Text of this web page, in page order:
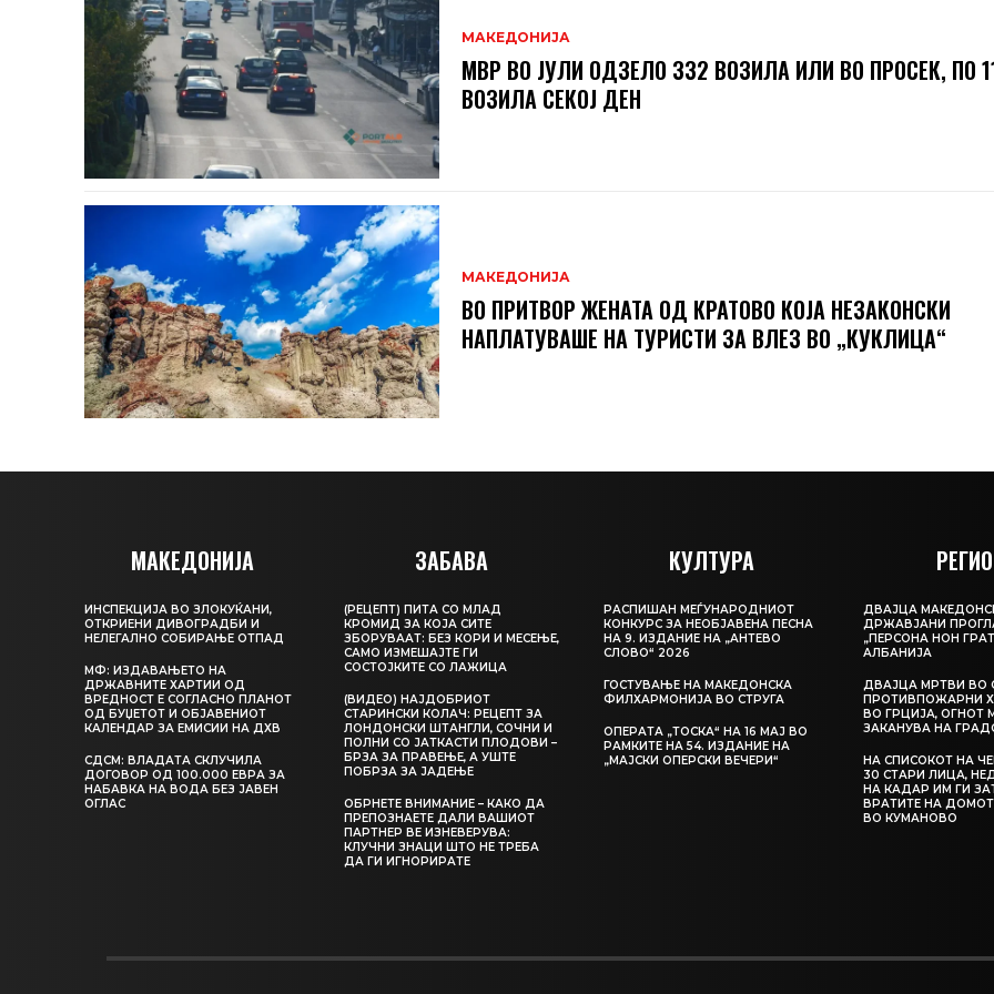
МАКЕДОНИЈА
МВР ВО ЈУЛИ ОДЗЕЛО 332 ВОЗИЛА ИЛИ ВО ПРОСЕК, ПО
ВОЗИЛА СЕКОЈ ДЕН
МАКЕДОНИЈА
ВО ПРИТВОР ЖЕНАТА ОД КРАТОВО КОЈА НЕЗАКОНСКИ
НАПЛАТУВАШЕ НА ТУРИСТИ ЗА ВЛЕЗ ВО „КУКЛИЦА“
МАКЕДОНИЈА
ИНСПЕКЦИЈА ВО ЗЛОКУЌАНИ,
ОТКРИЕНИ ДИВОГРАДБИ И
НЕЛЕГАЛНО СОБИРАЊЕ ОТПАД
МФ: ИЗДАВАЊЕТО НА
ДРЖАВНИТЕ ХАРТИИ ОД
ВРЕДНОСТ Е СОГЛАСНО ПЛАНОТ
ОД БУЏЕТОТ И ОБЈАВЕНИОТ
КАЛЕНДАР ЗА ЕМИСИИ НА ДХВ
СДСМ: ВЛАДАТА СКЛУЧИЛА
ДОГОВОР ОД 100.000 ЕВРА ЗА
НАБАВКА НА ВОДА БЕЗ ЈАВЕН
ОГЛАС
ЗАБАВА
(РЕЦЕПТ) ПИТА СО МЛАД
КРОМИД ЗА КОЈА СИТЕ
ЗБОРУВААТ: БЕЗ КОРИ И МЕСЕЊЕ,
САМО ИЗМЕШАЈТЕ ГИ
СОСТОЈКИТЕ СО ЛАЖИЦА
(ВИДЕО) НАЈДОБРИОТ
СТАРИНСКИ КОЛАЧ: РЕЦЕПТ ЗА
ЛОНДОНСКИ ШТАНГЛИ, СОЧНИ И
ПОЛНИ СО ЈАТКАСТИ ПЛОДОВИ –
БРЗА ЗА ПРАВЕЊЕ, А УШТЕ
ПОБРЗА ЗА ЈАДЕЊЕ
ОБРНЕТЕ ВНИМАНИЕ – КАКО ДА
ПРЕПОЗНАЕТЕ ДАЛИ ВАШИОТ
ПАРТНЕР ВЕ ИЗНЕВЕРУВА:
КЛУЧНИ ЗНАЦИ ШТО НЕ ТРЕБА
ДА ГИ ИГНОРИРАТЕ
КУЛТУРА
РАСПИШАН МЕЃУНАРОДНИОТ
КОНКУРС ЗА НЕОБЈАВЕНА ПЕСНА
НА 9. ИЗДАНИЕ НА „АНТЕВО
СЛОВО“ 2026
ГОСТУВАЊЕ НА МАКЕДОНСКА
ФИЛХАРМОНИЈА ВО СТРУГА
ОПЕРАТА „ТОСКА“ НА 16 МАЈ ВО
РАМКИТЕ НА 54. ИЗДАНИЕ НА
„МАЈСКИ ОПЕРСКИ ВЕЧЕРИ“
ДВАЈЦА
ДРЖАВЈАНИ
„ПЕРСОНА НОН
АЛБАНИЈА
ДВАЈЦА МРТВИ ВО
ПРОТИВПОЖАРНИ
ВО ГРЦИЈА, ОГНОТ
ЗАКАНУВА НА
НА СПИСОКОТ НА
30 СТАРИ ЛИЦА,
НА КАДАР ИМ ГИ
ВРАТИТЕ НА
ВО КУМАНОВО